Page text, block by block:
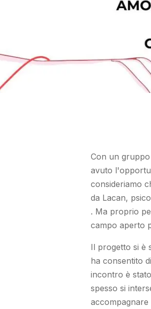
Con un gruppo
avuto
consideriamo
da Lacan,
. Ma proprio
campo aperto
Il progetto si è
ha consentito
incontro è
spesso si